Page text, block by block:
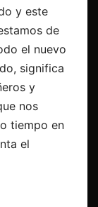
y este
de
el nuevo
significa
y
nos
tiempo en
el